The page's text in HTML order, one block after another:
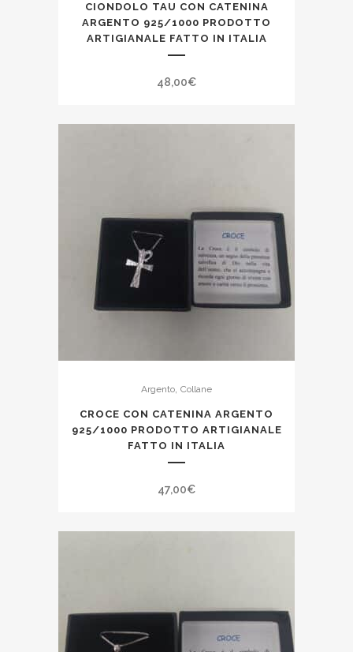
CIONDOLO TAU CON CATENINA
ARGENTO 925/1000 PRODOTTO
ARTIGIANALE FATTO IN ITALIA
48,00€
Argento Collane
CROCE CON CATENINA ARGENTO
925/1000 PRODOTTO ARTIGIANALE
FATTO IN ITALIA
47,00€